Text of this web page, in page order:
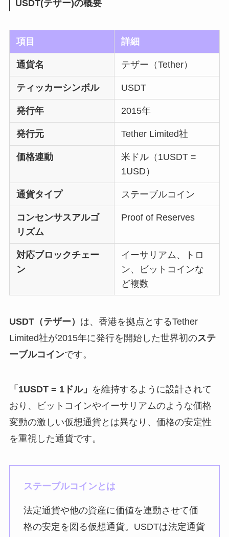
USDT(テザー)の概要
項目 詳細
通貨名 テザー（Tether）
ティッカーシンボル USDT
発行年 2015年
発行元 Tether Limited社
価格連動
米ドル（1USDT =
1USD）
通貨タイプ ステーブルコイン
コンセンサスアルゴ
リズム
Proof of Reserves
対応ブロックチェー
ン
イーサリアム、トロ
ン、ビットコインな
ど複数
USDT（テザー） は、香港を拠点とするTether
Limited社が2015年に発行を開始した世界初のステ
ーブルコインです。
「1USDT = 1ドル」 を維持するように設計されて
おり、ビットコインやイーサリアムのような価格
変動の激しい仮想通貨とは異なり、価格の安定性
を重視した通貨です。
ステーブルコインとは
法定通貨や他の資産に価値を連動させて価
格の安定を図る仮想通貨。USDTは法定通貨